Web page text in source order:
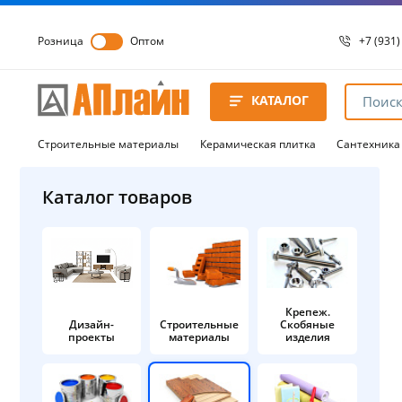
Розница Оптом +7
8 8172
8 8172
КАТАЛОГ
Строительные материалы Керамическая плитка Сантехника
Каталог товаров
Дизайн-
проекты
Строительные
материалы
Крепеж.
Скобяные
изделия